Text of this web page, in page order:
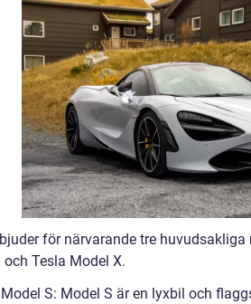
för närvarande tre huvudsakliga
Tesla Model X.
S: Model S är en lyxbil och